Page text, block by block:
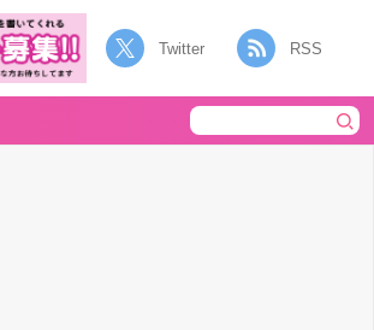
Twitter RSS